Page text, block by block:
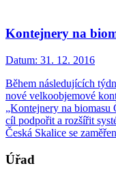
Kontejnery na
Datum: 31. 12. 2016
Během následujících
nové velkoobjemové
„Kontejnery na biomasu
cíl podpořit a rozšířit
Česká Skalice se
Úřad